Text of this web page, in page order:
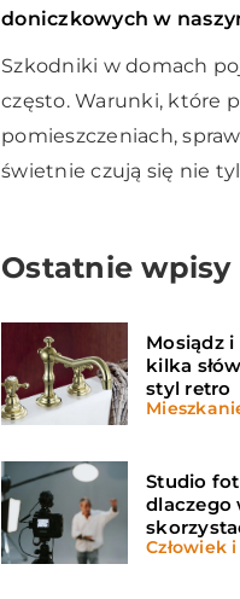
doniczkowych w
Szkodniki w domach
często. Warunki, które
pomieszczeniach,
świetnie czują się nie
Ostatnie wpisy
Mosiądz i
kilka
styl retro
Studio
dlaczego
Człowiek